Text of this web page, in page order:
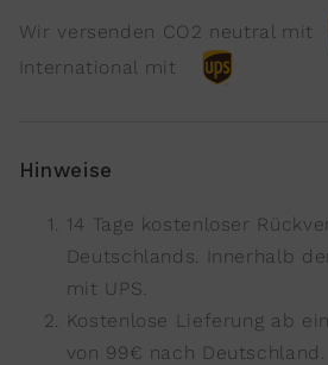
Wir versenden CO2 neutral mit
International mit
Hinweise
14 Tage kostenloser
Deutschlands. Innerhalb
mit UPS.
Kostenlose Lieferung ab
von 99€ nach